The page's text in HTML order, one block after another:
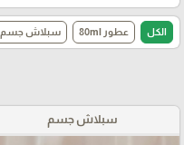
الكل عطور 80ml سبلاش جسم
سبلاش جسم